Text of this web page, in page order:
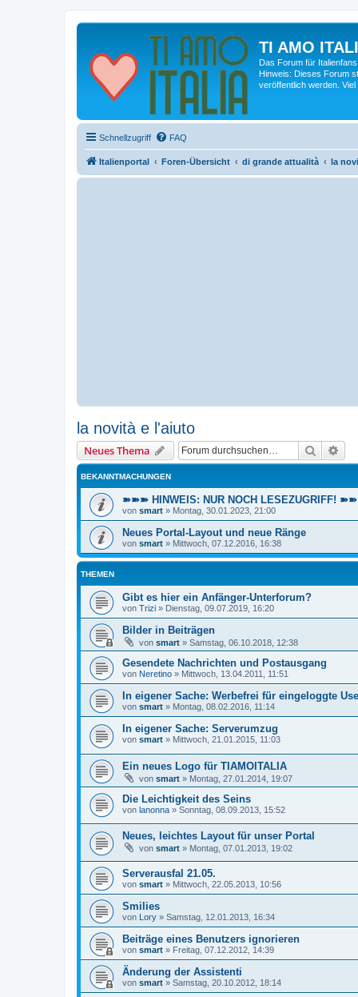
TI AMO
Das Forum für
Hinweis: Dieses Forum
veröffentlich werden.
Schnellzugriff FAQ
Italienportal Foren-Übersicht di grande attualità la
la novità e l'aiuto
Neues Thema Suche
BEKANNTMACHUNGEN
➽➽➽ HINWEIS: NUR NOCH LESEZUGRIFF!
von smart » Montag, 30.01.2023, 21:00
Neues Portal-Layout und neue Ränge
von smart » Mittwoch, 07.12.2016, 16:38
THEMEN
Gibt es hier ein Anfänger-Unterforum?
von Trizi » Dienstag, 09.07.2019, 16:20
Bilder in Beiträgen
von smart » Samstag, 06.10.2018, 12:38
Gesendete Nachrichten und Postausgang
von Neretino » Mittwoch, 13.04.2011, 11:51
In eigener Sache: Werbefrei für eingeloggte
von smart » Montag, 08.02.2016, 11:14
In eigener Sache: Serverumzug
von smart » Mittwoch, 21.01.2015, 11:03
Ein neues Logo für TIAMOITALIA
von smart » Montag, 27.01.2014, 19:07
Die Leichtigkeit des Seins
von lanonna » Sonntag, 08.09.2013, 15:52
Neues, leichtes Layout für unser Portal
von smart » Montag, 07.01.2013, 19:02
Serverausfal 21.05.
von smart » Mittwoch, 22.05.2013, 10:56
Smilies
von Lory » Samstag, 12.01.2013, 16:34
Beiträge eines Benutzers ignorieren
von smart » Freitag, 07.12.2012, 14:39
Änderung der Assistenti
von smart » Samstag, 20.10.2012, 18:14